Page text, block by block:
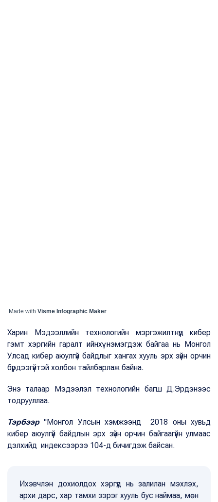
Made with Visme Infographic Maker
Харин Мэдээллийн технологийн мэргэжилтнүүд кибер
гэмт хэргийн гаралт ийнхүү нэмэгдэж байгаа нь Монгол
Улсад кибер аюулгүй байдлыг хангах хууль эрх зүйн орчин
бүрдээгүйтэй холбон тайлбарлаж байна.
Энэ талаар Мэдээлэл технологийн багш Д.Эрдэнээс
тодрууллаа.
Тэрбээр"Монгол Улсын хэмжээнд 2018 оны хувьд
кибер аюулгүй байдлын эрх зүйн орчин байгаагүйн улмаас
дэлхийд индексээрээ 104-д бичигдэж байсан.
Ихэвчлэн дохиолдох хэргүүд нь залилан мэхлэх,
архи дарс, хар тамхи зэрэг хууль бус наймаа, мөн